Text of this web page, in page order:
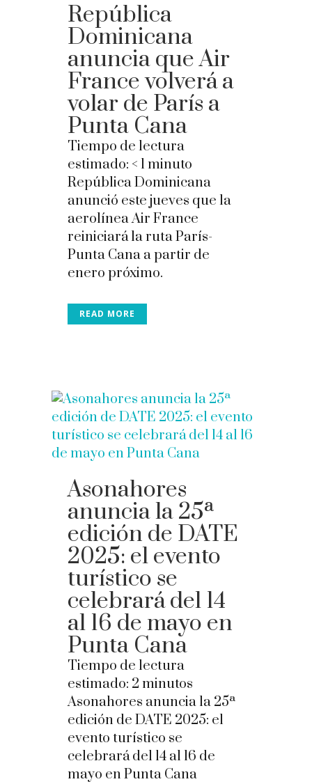
República
Dominicana
anuncia que Air
France volverá a
volar de París a
Punta Cana
Tiempo de lectura
estimado: < 1 minuto
República Dominicana
anunció este jueves que la
aerolínea Air France
reiniciará la ruta París-
Punta Cana a partir de
enero próximo.
READ MORE
Asonahores
anuncia la 25ª
edición de DATE
2025: el evento
turístico se
celebrará del 14
al 16 de mayo en
Punta Cana
Tiempo de lectura
estimado: 2 minutos
Asonahores anuncia la 25ª
edición de DATE 2025: el
evento turístico se
celebrará del 14 al 16 de
mayo en Punta Cana